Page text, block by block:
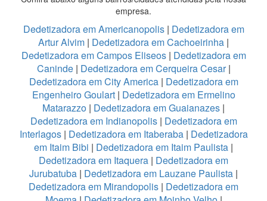
empresa.
Dedetizadora em Americanopolis | Dedetizadora em
Artur Alvim | Dedetizadora em Cachoeirinha |
Dedetizadora em Campos Eliseos | Dedetizadora em
Caninde| Dedetizadora em Cerqueira Cesar|
Dedetizadora em City America | Dedetizadora em
Engenheiro Goulart | Dedetizadora em Ermelino
Matarazzo | Dedetizadora em Guaianazes |
Dedetizadora em Indianopolis| Dedetizadora em
Interlagos| Dedetizadora em Itaberaba| Dedetizadora
em Itaim Bibi | Dedetizadora em Itaim Paulista |
Dedetizadora em Itaquera | Dedetizadora em
Jurubatuba | Dedetizadora em Lauzane Paulista |
Dedetizadora em Mirandopolis | Dedetizadora em